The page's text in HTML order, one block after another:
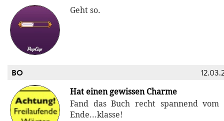
Geht so.
BO
Hat einen gewissen Charme
Fand das Buch recht spannend
Ende...klasse!